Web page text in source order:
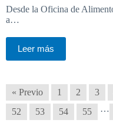
Desde la Oficina de
a…
Leer más
« Previo 1 2 3
52
53 54 55 …